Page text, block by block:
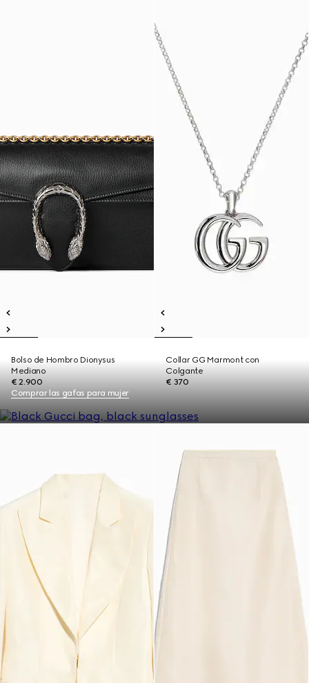
Bolso de Hombro Dionysus
Mediano
€ 2.900
Collar GG Marmont con
Colgante
€ 370
Comprar las gafas para mujer